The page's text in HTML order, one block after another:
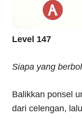
Level 147
Siapa yang
Balikkan ponsel
dari celengan,